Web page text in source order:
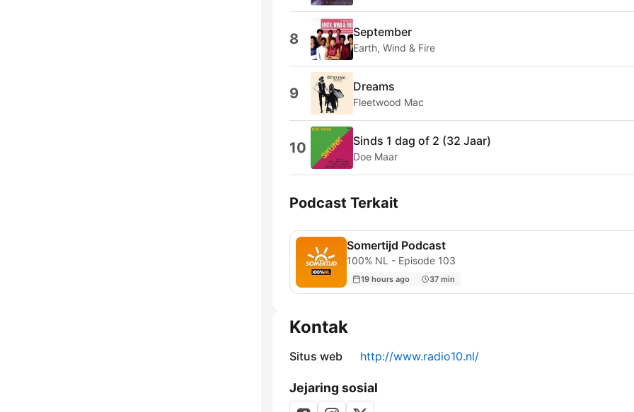
8 September
Earth, Wind & Fire
9 Dreams
Fleetwood Mac
10 Sinds 1 dag of 2 (32 Jaar)
Doe Maar
Podcast Terkait
Somertijd Podcast
100% NL - Episode 103
19 hours ago 37 min
Kontak
Situs web http://www.radio10.nl/
Jejaring sosial